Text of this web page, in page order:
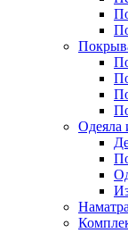
Одеяла